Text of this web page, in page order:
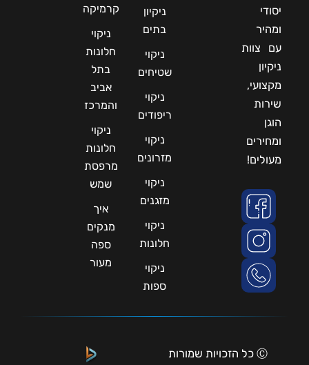
יסודי
ומהיר
עם צוות
ניקיון
מקצועי,
שירות
הוגן
ומחירים
מעולים!
ניקיון
בתים
ניקוי
שטיחים
ניקוי
ריפודים
ניקוי
מזרונים
ניקוי
מזגנים
ניקוי
חלונות
ניקוי
ספות
קרמיקה
ניקוי
חלונות
בתל
אביב
והמרכז
ניקוי
חלונות
מרפסת
שמש
איך
מנקים
ספה
מעור
Ⓒ כל הזכויות שמורות